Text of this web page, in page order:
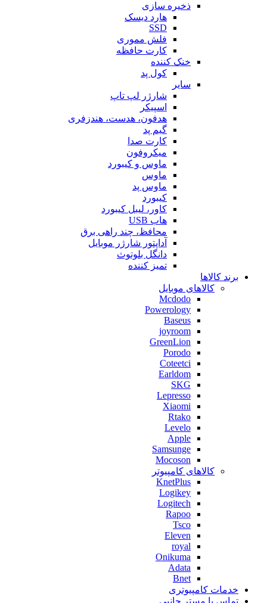
ذخیره سازی
هارد دیسک
SSD
فلش مموری
کارت حافظه
خنک کننده
کول پد
سایر
شارژر لپ تاپ
اسپیکر
هدفون، هدست، هندزفری
گیم پد
کارت صدا
میکروفون
ماوس و کیبورد
ماوس
ماوس پد
کیبورد
کاور، لیبل کیبورد
هاب USB
محافظ، چند راهی برق
آداپتور شارژر موبایل
دانگل بلوتوث
تمیز کننده
برند کالاها
کالاهای موبایل
Mcdodo
Powerology
Baseus
joyroom
GreenLion
Porodo
Coteetci
Earldom
SKG
Lepresso
Xiaomi
Rtako
Levelo
Apple
Samsunge
Mocoson
کالاهای کامپیوتر
KnetPlus
Logikey
Logitech
Rapoo
Tsco
Eleven
royal
Onikuma
Adata
Bnet
خدمات کامپیوتری
تماس با مستر جانبی